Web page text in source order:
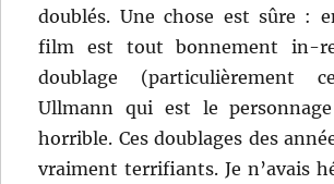
doublés. Une chose est sûre :
film est tout bonnement in-
doublage (particulièrement
Ullmann qui est le
horrible. Ces doublages des
vraiment terrifiants. Je n’avais